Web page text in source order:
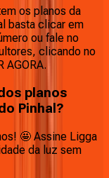
os planos da
basta clicar em
ou fale no
clicando no
AGORA.
planos
Pinhal?
🤩 Assine Ligga
da luz sem